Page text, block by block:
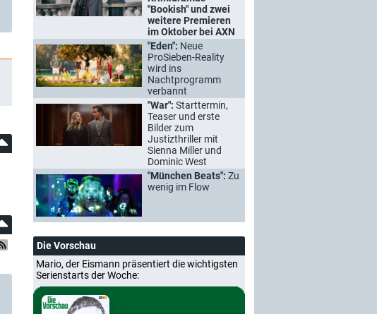
"Bookish" und zwei
weitere Premieren
im Oktober bei AXN
"Eden": Neue
ProSieben-Reality
wird ins
Nachtprogramm
verbannt
"War": Starttermin,
Teaser und erste
Bilder zum
Justizthriller mit
Sienna Miller und
Dominic West
"München Beats": Zu
wenig im Flow
Die Vorschau
Mario, der Eismann präsentiert die wichtigsten
Serienstarts der Woche: